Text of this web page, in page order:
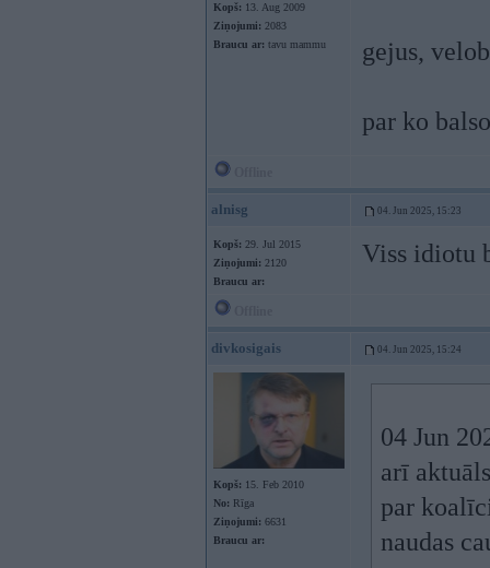
Kopš: 13. Aug 2009
Ziņojumi: 2083
Braucu ar: tavu mammu gejus,
par ko
alnisg 04. Jun 2025, 15:23
Kopš: 29. Jul 2015
Ziņojumi: 2120
Braucu ar:
Viss idiotu
divkosigais 04. Jun 2025, 15:24
Kopš: 15. Feb 2010
No: Rīga
Ziņojumi: 6631
Braucu ar:
04 Jun
arī
par
naudas